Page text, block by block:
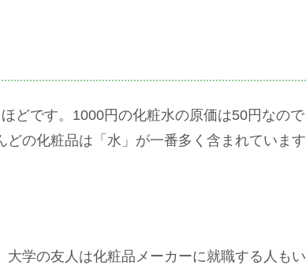
どです。1000円の化粧水の原価は50円なので
の化粧品は「水」が一番多く含まれています
学の友人は化粧品メーカーに就職する人もい